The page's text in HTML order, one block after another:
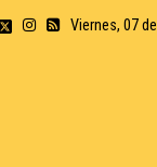
Viernes, 07